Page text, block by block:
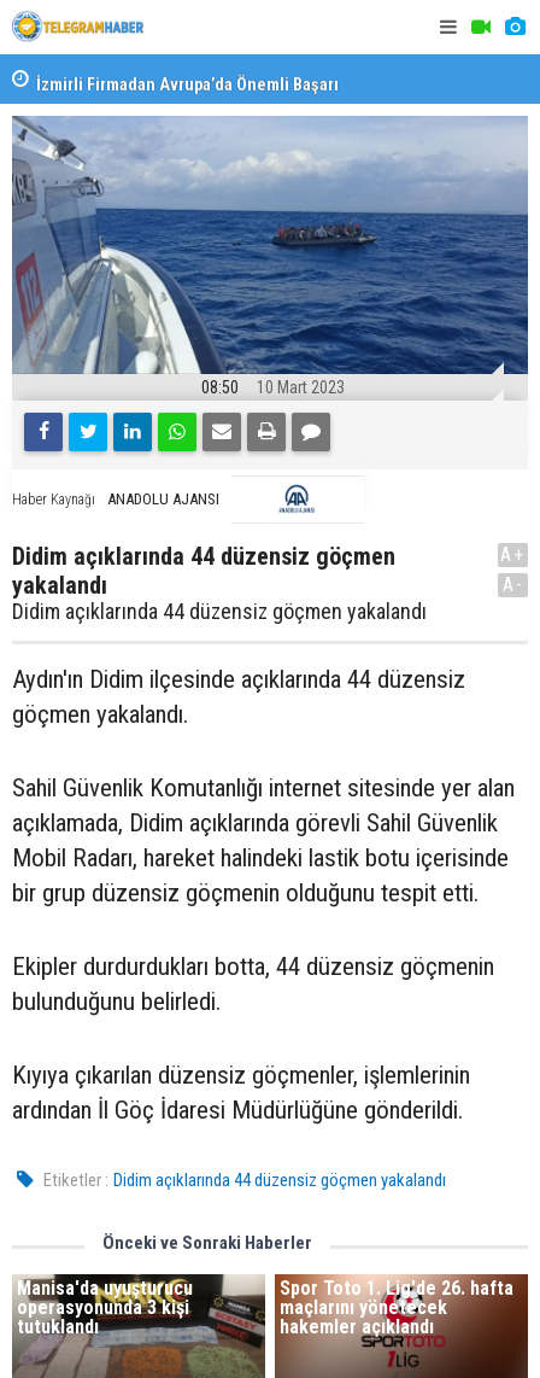
İzmirli Firmadan Avrupa’da Önemli Başarı
Devlet
08:50 10 Mart 2023
Haber Kaynağı ANADOLU AJANSI
Didim açıklarında 44 düzensiz göçmen
yakalandı
Didim açıklarında 44 düzensiz göçmen yakalandı
A+
A-
Aydın'ın Didim ilçesinde açıklarında 44 düzensiz
göçmen yakalandı.
Sahil Güvenlik Komutanlığı internet sitesinde yer alan
açıklamada, Didim açıklarında görevli Sahil Güvenlik
Mobil Radarı, hareket halindeki lastik botu içerisinde
bir grup düzensiz göçmenin olduğunu tespit etti.
Ekipler durdurdukları botta, 44 düzensiz göçmenin
bulunduğunu belirledi.
Kıyıya çıkarılan düzensiz göçmenler, işlemlerinin
ardından İl Göç İdaresi Müdürlüğüne gönderildi.
Etiketler : Didim açıklarında 44 düzensiz göçmen yakalandı
Önceki ve Sonraki Haberler
Manisa'da uyuşturucu
operasyonunda 3 kişi
tutuklandı
Spor Toto 1. Lig'de 26. hafta
maçlarını yönetecek
hakemler açıklandı